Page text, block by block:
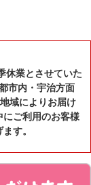
休業とさせていた
市内・宇治方面
域によりお届け
にご利用のお客様
す。